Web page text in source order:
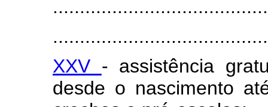
XXV - assistência
desde o nascimento